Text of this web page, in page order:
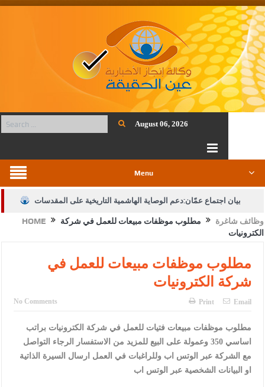
August 06, 2026
Menu
بيان اجتماع عمّان:دعم الوصاية الهاشمية التاريخية على المقدسات
الإسلامية والمسيحية
النواب يقر مشروع تعديل قانون الملكية العقارية
على شراكة فاعلة مع الإعلام
دعوة المكلفين بخدمة العلم (الدفعة الثالثة) إلى مراجعة منصة خدمة
HOME وظائف شاغرة
مطلوب موظفات مبيعات للعمل في شركة
الكترونيات
مطلوب موظفات مبيعات للعمل في
شركة الكترونيات
No Comments Print Email
مطلوب موظفات مبيعات فتيات للعمل في شركة الكترونيات براتب
اساسي 350 وعمولة على البيع للمزيد من الاستفسار الرجاء التواصل
مع الشركة عبر الوتس اب وللراغبات في العمل ارسال السيرة الذاتية
او البيانات الشخصية عبر الوتس اب